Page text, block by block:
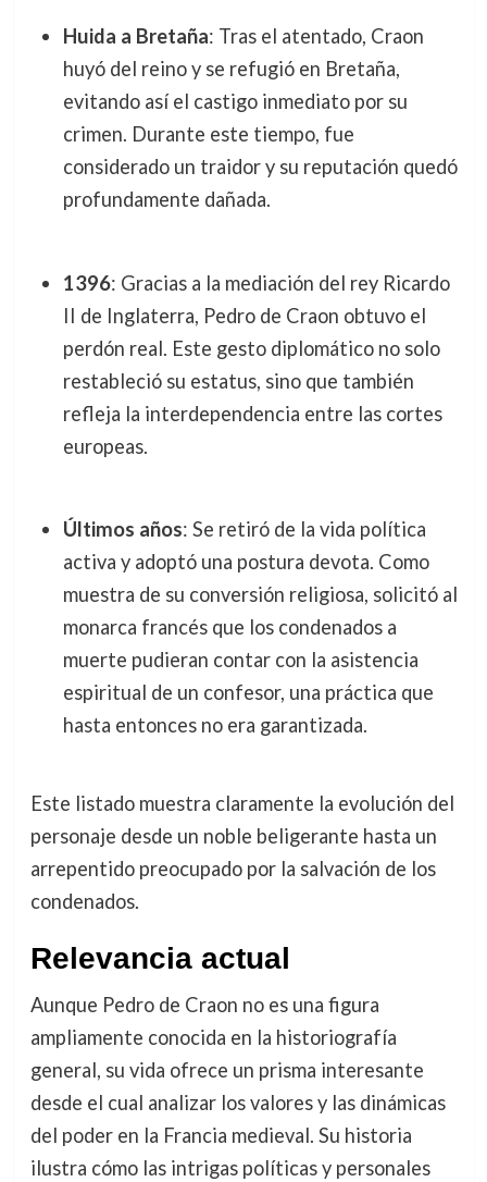
Huida a Bretaña: Tras el atentado, Craon
huyó del reino y se refugió en Bretaña,
evitando así el castigo inmediato por su
crimen. Durante este tiempo, fue
considerado un traidor y su reputación quedó
profundamente dañada.
1396: Gracias a la mediación del rey Ricardo
II de Inglaterra, Pedro de Craon obtuvo el
perdón real. Este gesto diplomático no solo
restableció su estatus, sino que también
refleja la interdependencia entre las cortes
europeas.
Últimos años: Se retiró de la vida política
activa y adoptó una postura devota. Como
muestra de su conversión religiosa, solicitó al
monarca francés que los condenados a
muerte pudieran contar con la asistencia
espiritual de un confesor, una práctica que
hasta entonces no era garantizada.
Este listado muestra claramente la evolución del
personaje desde un noble beligerante hasta un
arrepentido preocupado por la salvación de los
condenados.
Relevancia actual
Aunque Pedro de Craon no es una figura
ampliamente conocida en la historiografía
general, su vida ofrece un prisma interesante
desde el cual analizar los valores y las dinámicas
del poder en la Francia medieval. Su historia
ilustra cómo las intrigas políticas y personales